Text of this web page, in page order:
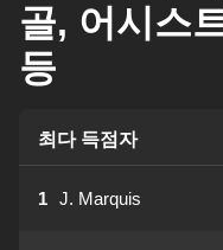
골, 어시스
등
최다 득점자
1 J. Marquis